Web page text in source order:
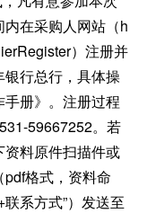
在采购人网站（h
）注册并
行总行，具体操
册》。注册过程
59667252。若
料原件扫描件或
格式，资料命
系方式”）发送至